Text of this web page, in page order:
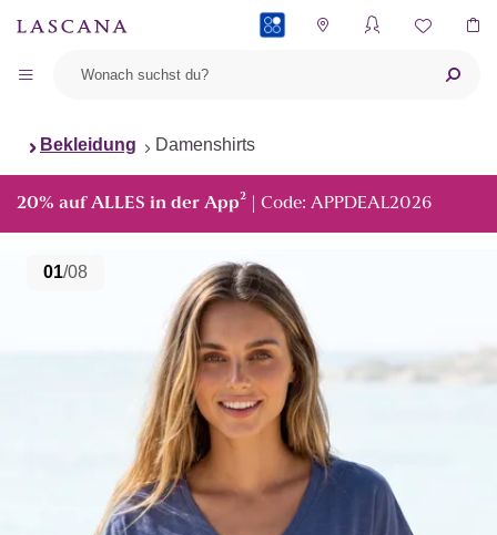
Bekleidung Damenshirts
20% auf ALLES in der App² | Code: APPDEAL2026
01/08